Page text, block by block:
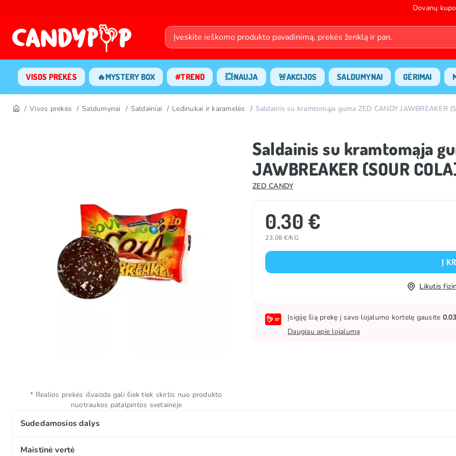
Dovanų
VISOS PREKĖS 🔥MYSTERY BOX #TREND 💥NAUJA 🚨AKCIJOS SALDUMYNAI GĖRIMAI
Visos prekės Saldumynai Saldainiai Ledinukai ir karamelės Saldainis su kramtomąja guma ZED CANDY JAWBREAKER
Saldainis su kramtomąja
JAWBREAKER (SOUR
ZED CANDY
0.30 €
23.08 €/KG
Į
Likutis
Įsigiję šią prekę į savo lojalumo kortelę gausite
Daugiau apie lojalumą
Sudedamosios dalys
Cukrus, kramtomosios gumos pagrindas, gliukozės sirupas, rūgštingumą reguliuojanti medžiaga (E330, E296),
Maistinė vertė
* Realios prekės išvaizda gali šiek tiek skirtis nuo produkto
nuotraukos patalpintos svetainėje